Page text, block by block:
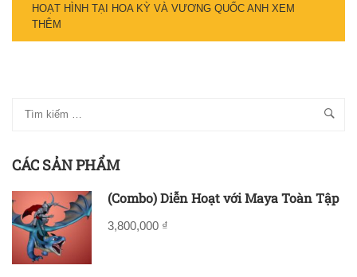
HOẠT HÌNH TẠI HOA KỲ VÀ VƯƠNG QUỐC ANH XEM
THÊM
CÁC SẢN PHẨM
(Combo) Diễn Hoạt với Maya Toàn Tập
3,800,000 ₫